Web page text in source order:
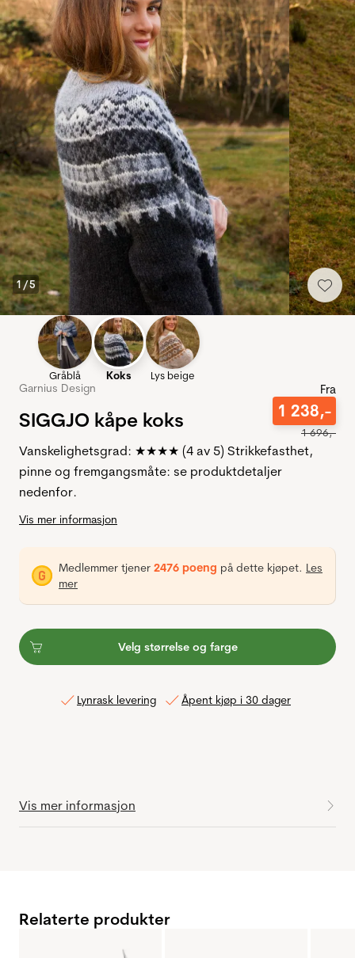
1/5
Gråblå Koks Lys beige
Garnius Design
SIGGJO kåpe koks
Fra
1 238,-
1696,-
Vanskelighetsgrad: ★★★★ (4 av 5) Strikkefasthet,
pinne og fremgangsmåte: se produktdetaljer
nedenfor.
Vis mer informasjon
Medlemmer tjener 2476 poeng på dette kjøpet. Les
mer
Velg størrelse og farge
Lynrask levering Åpent kjøp i 30 dager
Vis mer informasjon
Relaterte produkter